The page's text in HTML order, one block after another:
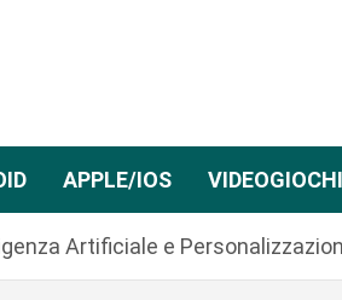
APPLE/IOS VIDEOGIOCHI
Artificiale e